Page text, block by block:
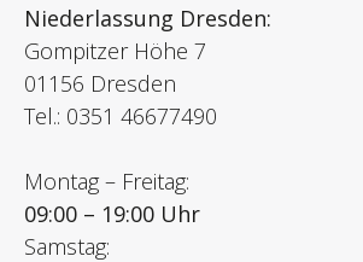
Niederlassung Dresden:
Gompitzer Höhe 7
01156 Dresden
Tel.: 0351 46677490
Montag – Freitag:
09:00 – 19:00 Uhr
Samstag: